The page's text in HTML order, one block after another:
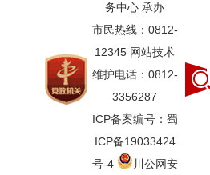
务中心 承办
市民热线：0812-
12345 网站技术
维护电话：0812-
3356287
ICP备案编号：蜀
ICP备19033424
号-4
川公网安